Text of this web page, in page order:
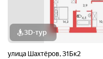
3D-тур
улица Шахтёров,31Бк2